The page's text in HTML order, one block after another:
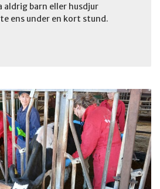
aldrig barn eller husdjur
ens under en kort stund.